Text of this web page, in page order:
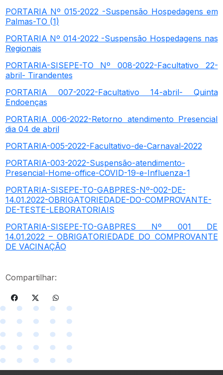
PORTARIA Nº 015-2022 -Suspensão Hospedagens em
Palmas-TO (1)
PORTARIA Nº 014-2022 -Suspensão Hospedagens nas
Regionais
PORTARIA-SISEPE-TO Nº 008-2022-Facultativo 22-
abril- Tirandentes
PORTARIA 007-2022-Facultativo 14-abril- Quinta
Endoenças
PORTARIA 006-2022-Retorno atendimento Presencial
dia 04 de abril
PORTARIA-005-2022-Facultativo-de-Carnaval-2022
PORTARIA-003-2022-Suspensão-atendimento-
Presencial-Home-office-COVID-19-e-Influenza-1
PORTARIA-SISEPE-TO-GABPRES-Nº-002-DE-
14.01.2022-OBRIGATORIEDADE-DO-COMPROVANTE-
DE-TESTE-LEBORATORIAIS
PORTARIA-SISEPE-TO-GABPRES Nº 001 DE
14.01.2022 – OBRIGATORIEDADE DO COMPROVANTE
DE VACINAÇÃO
Compartilhar: